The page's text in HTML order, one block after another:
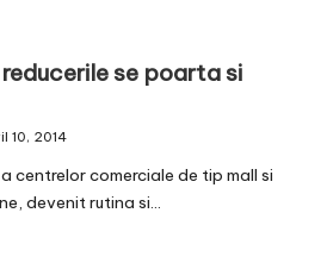
se poarta si
10, 2014
centrelor comerciale de tip mall si
devenit rutina si…